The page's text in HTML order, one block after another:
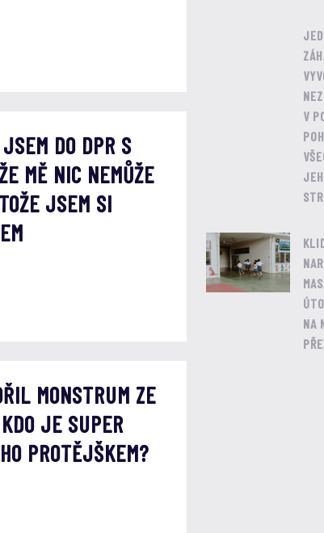
DO DPR S
MĚ NIC NEMŮŽE
JSEM SI
MONSTRUM ZE
JE SUPER
PROTĚJŠKEM?
V
NA